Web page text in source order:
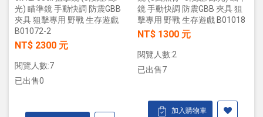
光) 瞄準鏡 手動快調 防震GBB
夾具 狙擊專用 野戰 生存遊戲
B01072-2
NT$ 2300 元
閱覽人數:7
已出售0
鏡 手動快調 防震GBB 夾具 狙
擊專用 野戰 生存遊戲 B01018
NT$ 1300 元
閱覽人數:2
已出售7
加入購物車